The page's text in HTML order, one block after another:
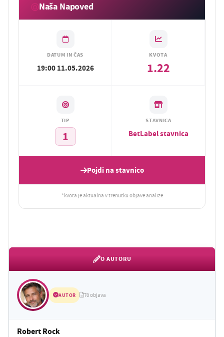
Naša Napoved
DATUM IN ČAS
19:00 11.05.2026
KVOTA
1.22
TIP
1
STAVNICA
BetLabel stavnica
Pojdi na stavnico
*kvota je aktualna v trenutku objave analize
O AUTORU
AUTOR 70 objava
Robert Rock